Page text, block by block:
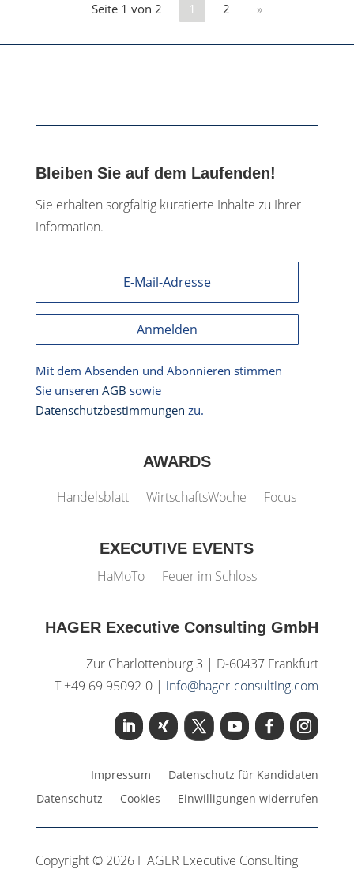
Seite 1 von 2 1 2 »
Bleiben Sie auf dem Laufenden!
Sie erhalten sorgfältig kuratierte Inhalte zu Ihrer
Information.
Anmelden
Mit dem Absenden und Abonnieren stimmen
Sie unseren AGB sowie
Datenschutzbestimmungen zu.
AWARDS
Handelsblatt WirtschaftsWoche Focus
EXECUTIVE EVENTS
HaMoTo
Feuer im Schloss
HAGER Executive Consulting GmbH
Zur Charlottenburg 3 | D-60437 Frankfurt
T +49 69 95092-0 | info@hager-consulting.com
Impressum
Datenschutz für Kandidaten
Datenschutz
Cookies Einwilligungen widerrufen
Copyright © 2026 HAGER Executive Consulting